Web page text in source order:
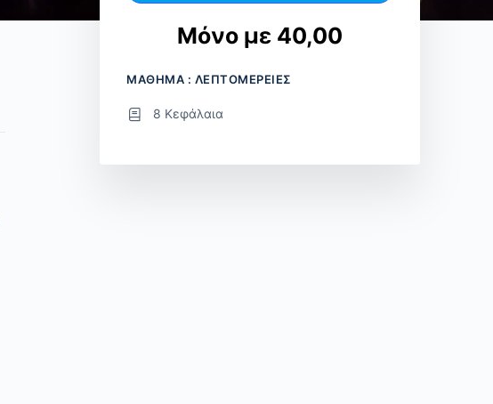
Μόνο με 40,00
ΜΑΘΗΜΑ : ΛΕΠΤΟΜΕΡΕΙΕΣ
8 Κεφάλαια